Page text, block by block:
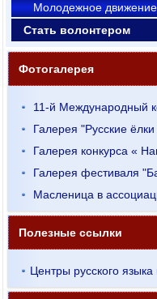
Молодежное движение
Стать волонтером
Фотогалерея
11-й Международный
Галерея "Русские
Галерея конкурса «
Галерея фестиваля
Масленица в
Полезные ссылки
Центры русского